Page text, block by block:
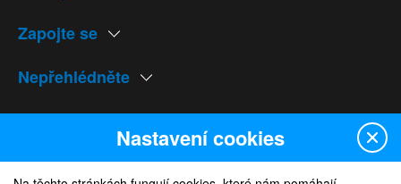
Zapojte se
Nepřehlédněte
Naše weby
Nastavení cookies